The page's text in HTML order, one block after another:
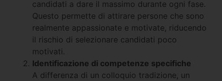
candidati a dare il massimo durante ogni fase.
Questo permette di attirare persone che sono
realmente appassionate e motivate, riducendo
il rischio di selezionare candidati poco
motivati.
Identificazione di competenze specifiche
A differenza di un colloquio tradizione, un